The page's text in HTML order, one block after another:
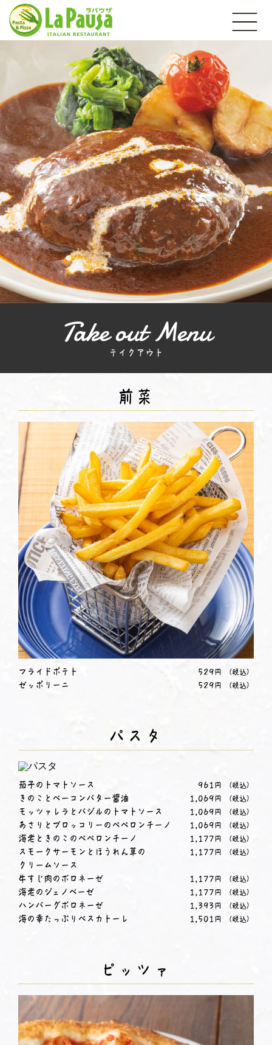
イ
タ
リ
ア
ン
ラ・
パ
ウ
ザ
open
Take out Menu
テイクアウト
前菜
フライドポテト 529 円 （税込）
ゼッポリーニ 529 円 （税込）
パスタ
茄子のトマトソース 961 円 （税込）
きのことベーコンバター醤油 1,069 円 （税込）
モッツァレラとバジルのトマトソース 1,069 円 （税込）
あさりとブロッコリーのペペロンチーノ 1,069 円 （税込）
海老ときのこのペペロンチーノ 1,177 円 （税込）
スモークサーモンとほうれん草の
クリームソース
1,177 円 （税込）
牛すじ肉のボロネーゼ 1,177 円 （税込）
海老のジェノベーゼ 1,177 円 （税込）
ハンバーグボロネーゼ 1,393 円 （税込）
海の幸たっぷりペスカトーレ 1,501 円 （税込）
ピッツァ